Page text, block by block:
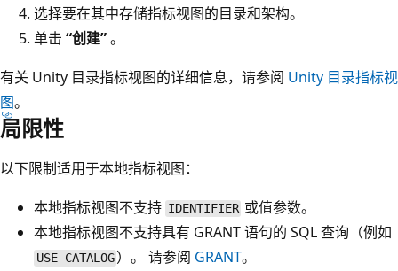
选择要在其中存储指标视图的目录和架构。
单击 “创建”。
有关 Unity 目录指标视图的详细信息，请参阅 Unity 目录指标视
图。
局限性
以下限制适用于本地指标视图：
本地指标视图不支持 IDENTIFIER 或值参数。
本地指标视图不支持具有 GRANT 语句的 SQL 查询（例如
USE CATALOG ）。 请参阅 GRANT。